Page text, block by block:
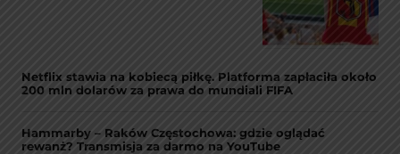
Netflix stawia na kobiecą piłkę. Platforma zapłaciła około
200 mln dolarów za prawa do mundiali FIFA
Hammarby – Raków Częstochowa: gdzie oglądać
rewanż? Transmisja za darmo na YouTube